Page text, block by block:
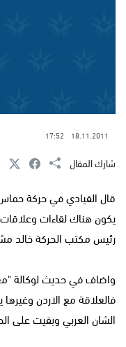
18.11.2011
17:52
شارك المقال
قال القيادي في حركة
يكون هناك لقاءات وعلاقات
رئيس مكتب الحركة خالد
واضاف في حديث لوكالة
فالعلاقة مع الاردن
الشان العربي وبقيت على